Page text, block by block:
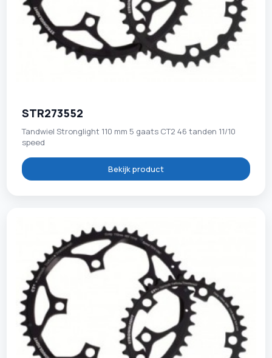
STR273552
Tandwiel Stronglight 110 mm 5 gaats CT2 46 tanden 11/10
speed
Bekijk product